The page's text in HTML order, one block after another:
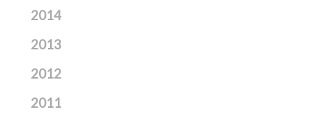
2014
2013
2012
2011